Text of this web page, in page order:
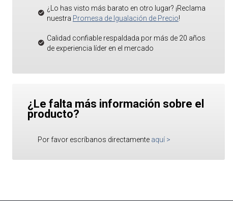
¿Lo has visto más barato en otro lugar? ¡Reclama
nuestra Promesa de Igualación de Precio!
Calidad confiable respaldada por más de 20 años
de experiencia líder en el mercado
¿Le falta más información sobre el
producto?
Por favor escríbanos directamente aquí >